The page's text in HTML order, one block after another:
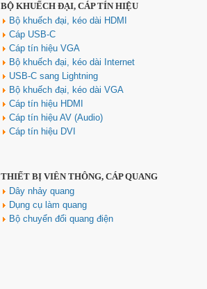
BỘ KHUẾCH ĐẠI, CÁP TÍN HIỆU
Bộ khuếch đại, kéo dài HDMI
Cáp USB-C
Cáp tín hiệu VGA
Bộ khuếch đại, kéo dài Internet
USB-C sang Lightning
Bộ khuếch đại, kéo dài VGA
Cáp tín hiệu HDMI
Cáp tín hiệu AV (Audio)
Cáp tín hiệu DVI
THIẾT BỊ VIỄN THÔNG, CÁP QUANG
Dây nhảy quang
Dụng cụ làm quang
Bộ chuyển đổi quang điện